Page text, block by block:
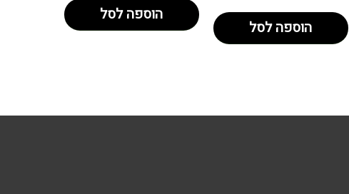
הוספה לסל
הוספה לסל